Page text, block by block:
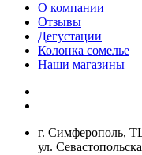
О компании
Отзывы
Дегустации
Колонка сомелье
Наши магазины
г. Симферополь,
ул.